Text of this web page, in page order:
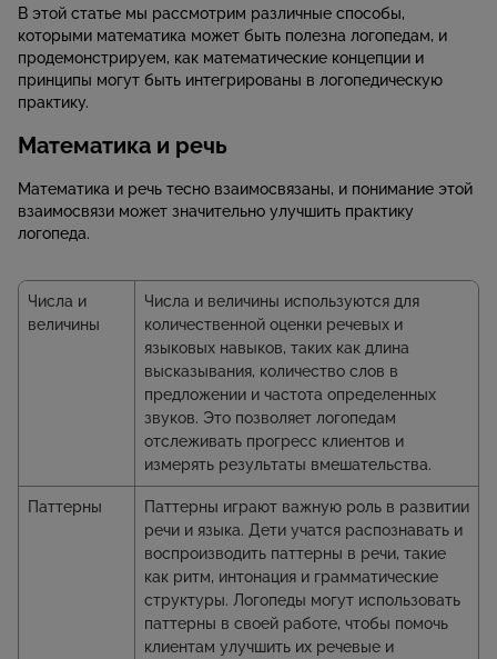
В этой статье мы рассмотрим различные способы,
которыми математика может быть полезна логопедам, и
продемонстрируем, как математические концепции и
принципы могут быть интегрированы в логопедическую
практику.
Математика и речь
Математика и речь тесно взаимосвязаны, и понимание этой
взаимосвязи может значительно улучшить практику
логопеда.
Числа и
величины
Числа и величины используются для
количественной оценки речевых и
языковых навыков, таких как длина
высказывания, количество слов в
предложении и частота определенных
звуков. Это позволяет логопедам
отслеживать прогресс клиентов и
измерять результаты вмешательства.
Паттерны
Паттерны играют важную роль в развитии
речи и языка. Дети учатся распознавать и
воспроизводить паттерны в речи, такие
как ритм, интонация и грамматические
структуры. Логопеды могут использовать
паттерны в своей работе, чтобы помочь
клиентам улучшить их речевые и